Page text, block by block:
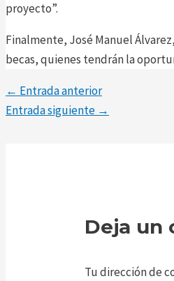
proyecto”.
Finalmente, José Manuel
becas, quienes tendrán la
← Entrada anterior
Entrada siguiente →
Deja un
Tu dirección de